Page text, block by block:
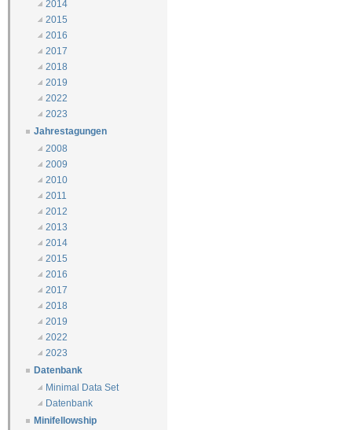
2014
2015
2016
2017
2018
2019
2022
2023
Jahrestagungen
2008
2009
2010
2011
2012
2013
2014
2015
2016
2017
2018
2019
2022
2023
Datenbank
Minimal Data Set
Datenbank
Minifellowship